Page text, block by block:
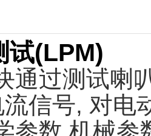
试(LPM)
通过测试喇
信号, 对电